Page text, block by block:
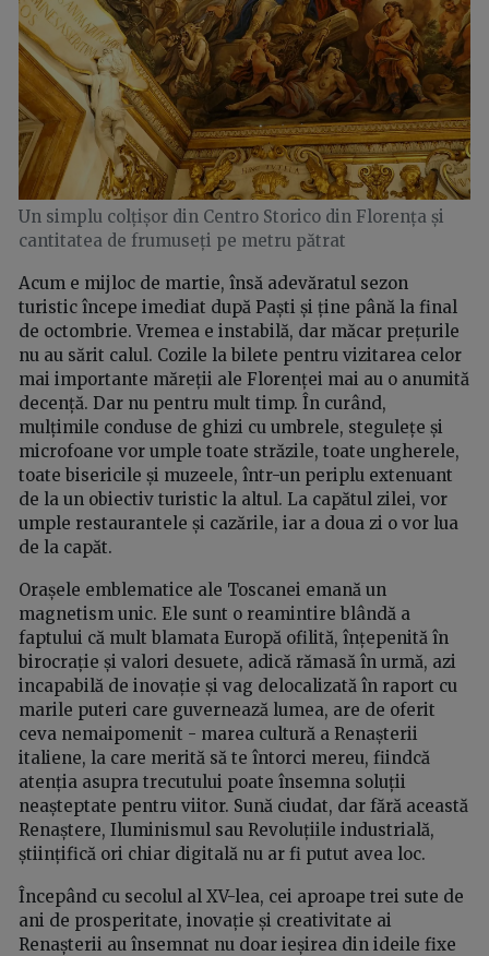
Un simplu colțișor din Centro Storico din Florența și
cantitatea de frumuseți pe metru pătrat
Acum e mijloc de martie, însă adevăratul sezon
turistic începe imediat după Paști și ține până la final
de octombrie. Vremea e instabilă, dar măcar prețurile
nu au sărit calul. Cozile la bilete pentru vizitarea celor
mai importante măreții ale Florenței mai au o anumită
decență. Dar nu pentru mult timp. În curând,
mulțimile conduse de ghizi cu umbrele, stegulețe și
microfoane vor umple toate străzile, toate ungherele,
toate bisericile și muzeele, într-un periplu extenuant
de la un obiectiv turistic la altul. La capătul zilei, vor
umple restaurantele și cazările, iar a doua zi o vor lua
de la capăt.
Orașele emblematice ale Toscanei emană un
magnetism unic. Ele sunt o reamintire blândă a
faptului că mult blamata Europă ofilită, înțepenită în
birocrație și valori desuete, adică rămasă în urmă, azi
incapabilă de inovație și vag delocalizată în raport cu
marile puteri care guvernează lumea, are de oferit
ceva nemaipomenit - marea cultură a Renașterii
italiene, la care merită să te întorci mereu, fiindcă
atenția asupra trecutului poate însemna soluții
neașteptate pentru viitor. Sună ciudat, dar fără această
Renaștere, Iluminismul sau Revoluțiile industrială,
științifică ori chiar digitală nu ar fi putut avea loc.
Începând cu secolul al XV-lea, cei aproape trei sute de
ani de prosperitate, inovație și creativitate ai
Renașterii au însemnat nu doar ieșirea din ideile fixe